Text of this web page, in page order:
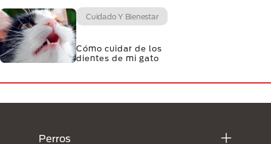
Cuidado Y Bienestar
Cómo cuidar de los
dientes de mi gato
Perros